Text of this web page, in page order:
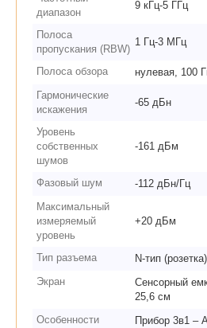
диапазон
9 кГц-5 ГГц
Полоса
пропускания (RBW)
1 Гц-3 МГц
Полоса обзора
нулевая, 100
Гармонические
искажения
-65 дБн
Уровень
собственных
шумов
-161 дБм
Фазовый шум
-112 дБн/Гц
Максимальный
измеряемый
уровень
+20 дБм
Тип разъема
N-тип (розетка)
Экран
Сенсорный
25,6 см
Особенности
Прибор 3в1 –